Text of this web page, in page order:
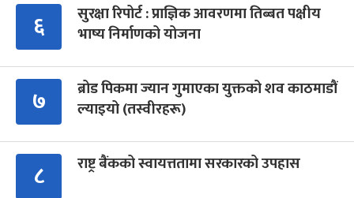
६
सुरक्षा रिपोर्ट : प्राज्ञिक आवरणमा तिब्बत पक्षीय
भाष्य निर्माणको योजना
७
ब्रोड पिकमा ज्यान गुमाएका युक्तको शव काठमाडौं
ल्याइयो (तस्वीरहरू)
८ राष्ट्र बैंकको स्वायत्ततामा सरकारको उपहास